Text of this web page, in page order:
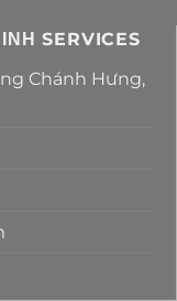
SERVICES
Chánh Hưng,